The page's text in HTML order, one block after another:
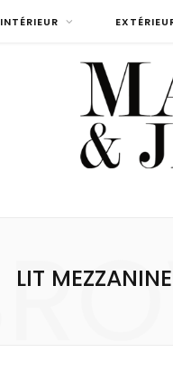
INTÉRIEUR
LIT